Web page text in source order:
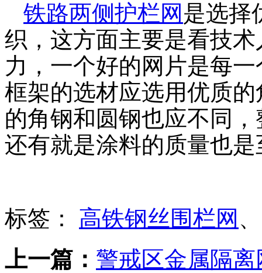
铁路两侧护栏网 是选择
织，这方面主要是看技
力，一个好的网片是每
框架的选材应选用优质
的角钢和圆钢也应不同
还有就是涂料的质量也
标签： 高铁钢丝围栏网
上一篇： 警戒区金属隔离